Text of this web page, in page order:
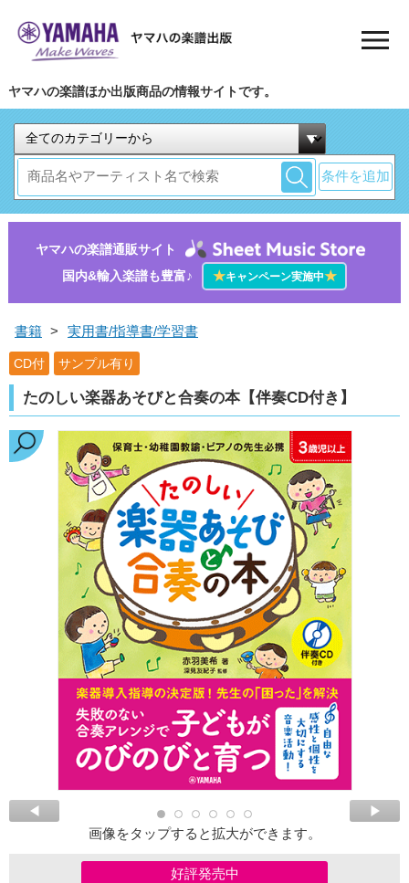
ヤマハの楽譜ほか出版商品の情報サイトです。
条件を追加
ヤマハの楽譜通販サイト
国内&輸入楽譜も豊富♪
★キャンペーン実施中★
書籍 > 実用書/指導書/学習書
CD付 サンプル有り
たのしい楽器あそびと合奏の本【伴奏CD付き】
画像をタップすると拡大ができます。
好評発売中